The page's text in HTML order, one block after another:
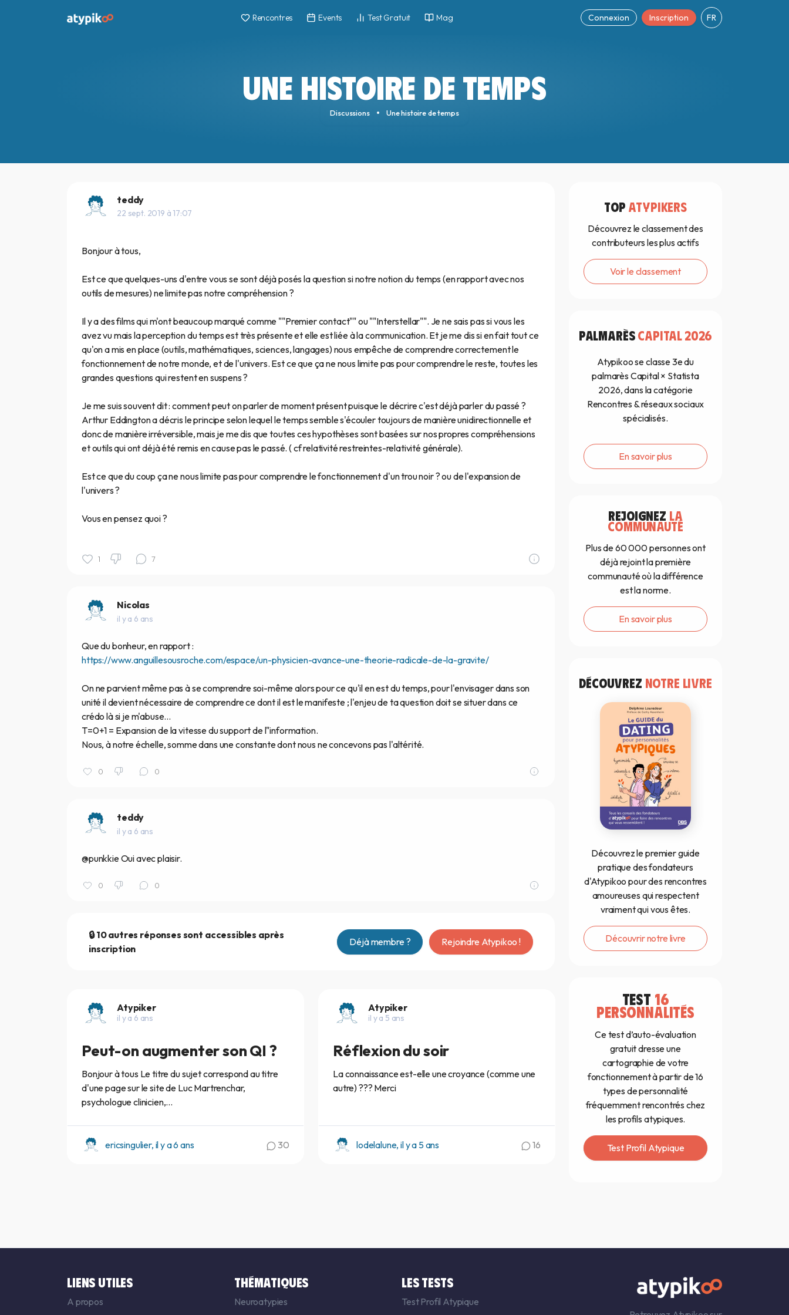
Connexion Inscription FR
Rencontres Events Test Gratuit Mag
UNE HISTOIRE DE TEMPS
Discussions Une histoire de temps
teddy
22 sept. 2019 à 17:07
Bonjour à tous,
Est ce que quelques-uns d'entre vous se sont déjà posés la question si notre notion du temps (en rapport avec nos
outils de mesures) ne limite pas notre compréhension ?
Il y a des films qui m'ont beaucoup marqué comme ""Premier contact"" ou ""Interstellar"". Je ne sais pas si vous les
avez vu mais la perception du temps est très présente et elle est liée à la communication. Et je me dis si en fait tout ce
qu'on a mis en place (outils, mathématiques, sciences, langages) nous empêche de comprendre correctement le
fonctionnement de notre monde, et de l'univers. Est ce que ça ne nous limite pas pour comprendre le reste, toutes les
grandes questions qui restent en suspens ?
Je me suis souvent dit : comment peut on parler de moment présent puisque le décrire c'est déjà parler du passé ?
Arthur Eddington a décris le principe selon lequel le temps semble s'écouler toujours de manière unidirectionnelle et
donc de manière irréversible, mais je me dis que toutes ces hypothèses sont basées sur nos propres compréhensions
et outils qui ont déjà été remis en cause pas le passé. ( cf relativité restreintes-relativité générale).
Est ce que du coup ça ne nous limite pas pour comprendre le fonctionnement d'un trou noir ? ou de l'expansion de
l'univers ?
Vous en pensez quoi ?
1 7
Nicolas
il y a 6 ans
Que du bonheur, en rapport :
https://www.anguillesousroche.com/espace/un-physicien-avance-une-theorie-radicale-de-la-gravite/
On ne parvient même pas à se comprendre soi-même alors pour ce qu'il en est du temps, pour l'envisager dans son
unité il devient nécessaire de comprendre ce dont il est le manifeste ; l'enjeu de ta question doit se situer dans ce
crédo là si je m'abuse...
T=0+1 = Expansion de la vitesse du support de l"information.
Nous, à notre échelle, somme dans une constante dont nous ne concevons pas l'altérité.
0 0
teddy
il y a 6 ans
@punkkie Oui avec plaisir.
0 0
🔒 10 autres réponses sont accessibles après
inscription
Déjà membre ? Rejoindre Atypikoo !
Atypiker
il y a 6 ans
Peut-on augmenter son QI ?
Bonjour à tous Le titre du sujet correspond au titre
d'une page sur le site de Luc Martrenchar,
psychologue clinicien,...
ericsingulier, il y a 6 ans 30
Atypiker
il y a 5 ans
Réflexion du soir
La connaissance est-elle une croyance (comme une
autre) ??? Merci
lodelalune, il y a 5 ans 16
TOP ATYPIKERS
Découvrez le classement des
contributeurs les plus actifs
Voir le classement
PALMARÈSCAPITAL 2026
Atypikoo se classe 3e du
palmarès Capital × Statista
2026, dans la catégorie
Rencontres & réseaux sociaux
spécialisés.
En savoir plus
REJOIGNEZ LA
COMMUNAUTÉ
Plus de 60 000 personnes ont
déjà rejoint la première
communauté où la différence
est la norme.
En savoir plus
DÉCOUVREZ NOTRE LIVRE
Découvrez le premier guide
pratique des fondateurs
d'Atypikoo pour des rencontres
amoureuses qui respectent
vraiment qui vous êtes.
Découvrir notre livre
TEST 16
PERSONNALITÉS
Ce test d’auto-évaluation
gratuit dresse une
cartographie de votre
fonctionnement à partir de 16
types de personnalité
fréquemment rencontrés chez
les profils atypiques.
Test Profil Atypique
LIENS UTILES
A propos
THÉMATIQUES
Neuroatypies
LES TESTS
Test Profil Atypique